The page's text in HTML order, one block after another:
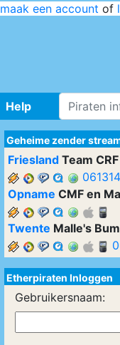
maak een account of
Help
Geheime zender
Friesland Team
Opname CMF en
Twente Malle's
Etherpiraten Inloggen
Gebruikersnaam: